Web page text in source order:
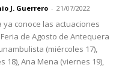
J. Guerrero - 21/07/2022
ya conoce las actuaciones
de Agosto de Antequera
(miércoles 17),
18), Ana Mena (viernes 19),